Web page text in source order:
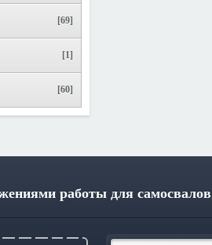
[69]
[1]
[60]
работы для